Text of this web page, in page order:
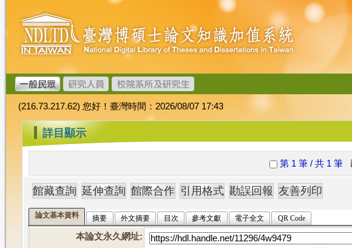
跳
到
主
要
內
容
臺
灣
博
碩
士
論
文
加
值
系
統
(216.73.217.62) 您好！臺灣時間：2026/08/07 17:43
::: 詳目顯示
第 1 筆 / 共 1 筆
論文基本資料 摘要 外文摘要 目次 參考文獻 電子全文 QR Code
本論文永久網址: